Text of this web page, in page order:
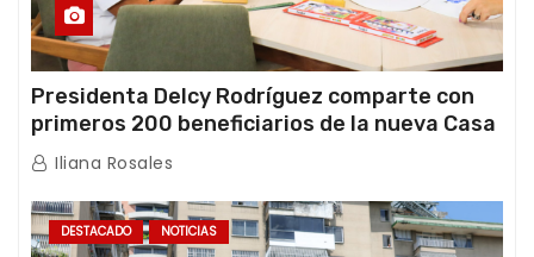
Presidenta Delcy Rodríguez comparte con
primeros 200 beneficiarios de la nueva Casa
de los Abuelos “La Primavera” en Caracas
Iliana Rosales
DESTACADO NOTICIAS